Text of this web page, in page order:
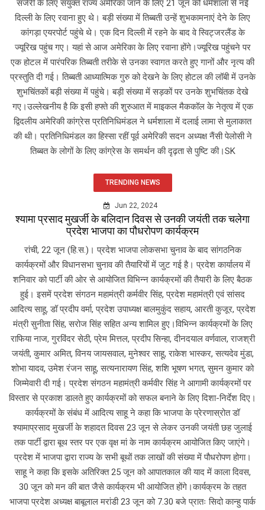
सर्जरी के लिए संयुक्त राज्य अमेरिका जाने के लिए 21 जून को धर्मशाला से नई
दिल्ली के लिए रवाना हुए थे। बड़ी संख्या में तिब्बती उन्हें शुभकामनाएं देने के लिए
कांगड़ा एयरपोर्ट पहुंचे थे। एक दिन दिल्ली में रहने के बाद वे स्विट्जरलैंड के
ज्यूरिख पहुंच गए। यहां से आज अमेरिका के लिए रवाना होंगे।ज्यूरिख पहुंचने पर
एक होटल में पारंपरिक तिब्बती तरीके से उनका स्वागत करते हुए गानों और नृत्य की
प्रस्तुति दी गई। तिब्बती आध्यात्मिक गुरु को देखने के लिए होटल की लॉबी में उनके
शुभचिंतकों बड़ी संख्या में पहुंचे। बड़ी संख्या में सड़कों पर उनके शुभचिंतक देखे
गए।उल्लेखनीय है कि इसी हफ्ते की शुरुआत में माइकल मैककॉल के नेतृत्व में एक
द्विदलीय अमेरिकी कांग्रेस प्रतिनिधिमंडल ने धर्मशाला में दलाई लामा से मुलाकात
की थी। प्रतिनिधिमंडल का हिस्सा रहीं पूर्व अमेरिकी सदन अध्यक्ष नैंसी पेलोसी ने
तिब्बत के लोगों के लिए कांग्रेस के समर्थन की दृढ़ता से पुष्टि की।SK
TRENDING NEWS
Jun 22, 2024
श्यामा प्रसाद मुखर्जी के बलिदान दिवस से उनकी जयंती तक चलेगा
प्रदेश भाजपा का पौधरोपण कार्यक्रम
रांची, 22 जून (हि.स.)। प्रदेश भाजपा लोकसभा चुनाव के बाद सांगठनिक
कार्यक्रमों और विधानसभा चुनाव की तैयारियों में जुट गई है। प्रदेश कार्यालय में
शनिवार को पार्टी की ओर से आयोजित विभिन्न कार्यक्रमों की तैयारी के लिए बैठक
हुई। इसमें प्रदेश संगठन महामंत्री कर्मवीर सिंह, प्रदेश महामंत्री एवं सांसद
आदित्य साहू, डॉ प्रदीप वर्मा, प्रदेश उपाध्यक्ष बालमुकुंद सहाय, आरती कुजूर, प्रदेश
मंत्री सुनीता सिंह, सरोज सिंह सहित अन्य शामिल हुए।विभिन्न कार्यक्रमों के लिए
राफिया नाज, गुरविंदर सेठी, प्रेम मित्तल, प्रदीप सिन्हा, दीनदयाल वर्णवाल, राजश्री
जयंती, कुमार अमित, विनय जायसवाल, मुनेश्वर साहू, राकेश भास्कर, सत्यदेव मुंडा,
शोभा यादव, उमेश रंजन साहू, सत्यनारायण सिंह, शशि भूषण भगत, सुमन कुमार को
जिम्मेवारी दी गई। प्रदेश संगठन महामंत्री कर्मवीर सिंह ने आगामी कार्यक्रमों पर
विस्तार से प्रकाश डालते हुए कार्यक्रमों को सफल बनाने के लिए दिशा-निर्देश दिए।
कार्यक्रमों के संबंध में आदित्य साहू ने कहा कि भाजपा के प्रेरणास्रोत डॉ
श्यामाप्रसाद मुखर्जी के शहादत दिवस 23 जून से लेकर उनकी जयंती छह जुलाई
तक पार्टी द्वारा बूथ स्तर पर एक वृक्ष मां के नाम कार्यक्रम आयोजित किए जाएंगे।
प्रदेश में भाजपा द्वारा राज्य के सभी बूथों तक लाखों की संख्या में पौधरोपण होगा।
साहू ने कहा कि इसके अतिरिक्त 25 जून को आपातकाल की याद में काला दिवस,
30 जून को मन की बात जैसे कार्यक्रम भी आयोजित होंगे।कार्यक्रम के तहत
भाजपा प्रदेश अध्यक्ष बाबूलाल मरांडी 23 जून को 7.30 बजे प्रातः सिदो कान्हु पार्क